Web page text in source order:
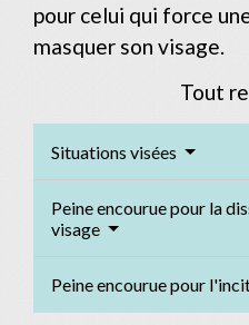
pour celui qui force
masquer son visage.
Tout
Situations visées
Peine encourue pour la
visage
Peine encourue pour